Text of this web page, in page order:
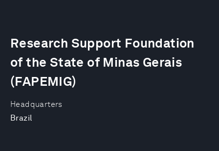
Headquarters
Brazil
Research Support Foundation
of the State of Minas Gerais
(FAPEMIG)